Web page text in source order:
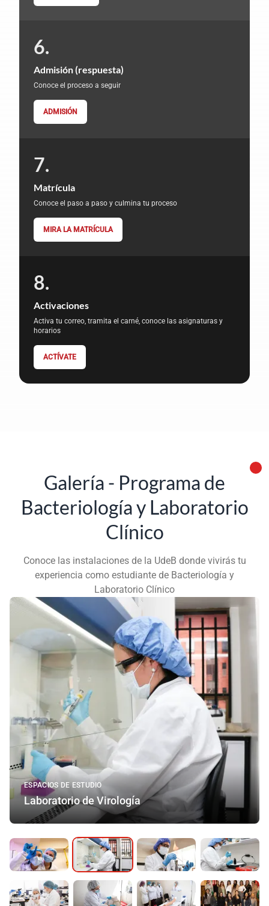
Admisión (respuesta)
Conoce el proceso a seguir
ADMISIÓN
Matrícula
Conoce el paso a paso y culmina tu proceso
MIRA LA MATRÍCULA
Activaciones
Activa tu correo, tramita el carné, conoce las asignaturas y
horarios
ACTÍVATE
Galería - Programa de
Bacteriología y Laboratorio
Clínico
Conoce las instalaciones de la UdeB donde vivirás tu
experiencia como estudiante de Bacteriología y
Laboratorio Clínico
ESPACIOS DE ESTUDIO
Laboratorio de Virología